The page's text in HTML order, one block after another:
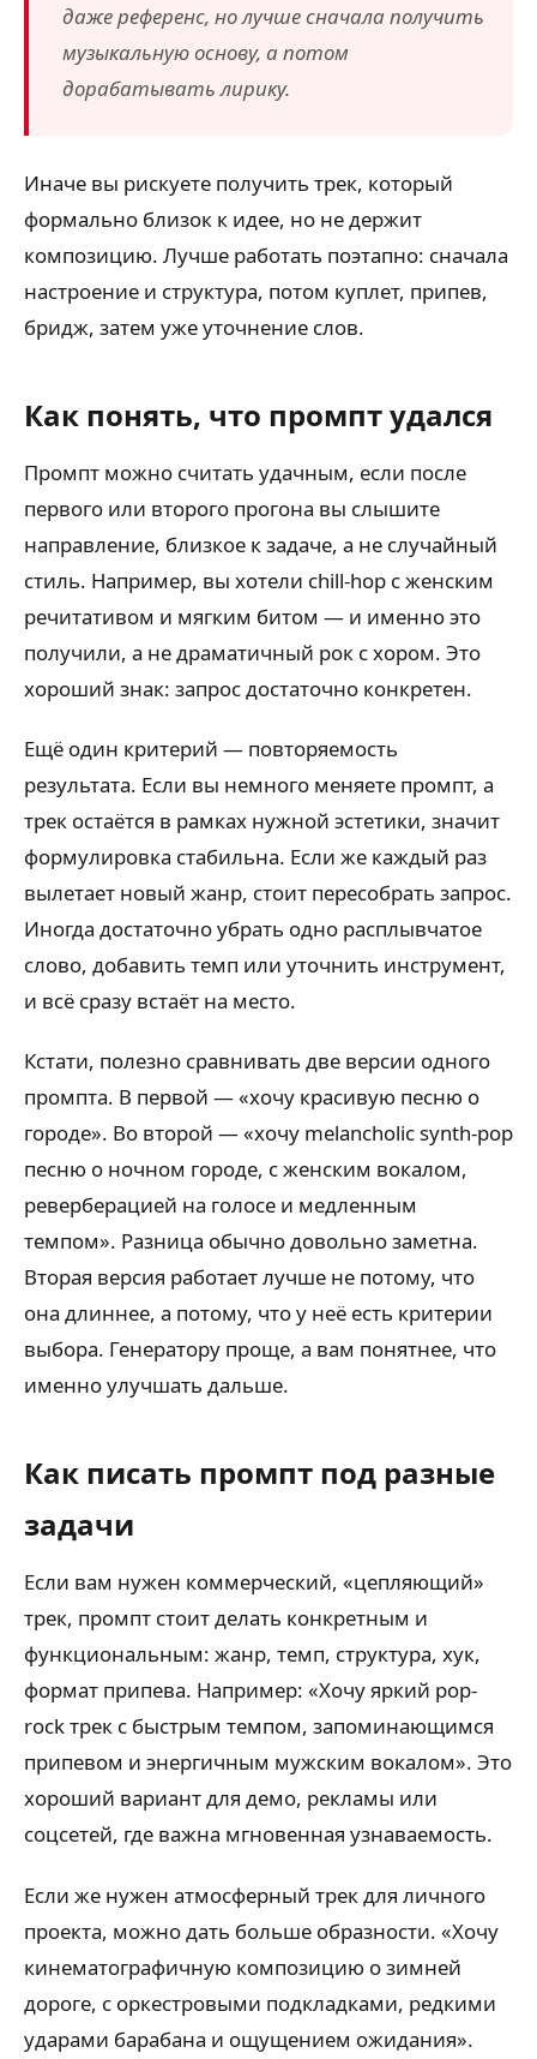
даже референс, но лучше сначала получить
музыкальную основу, а потом
дорабатывать лирику.
Иначе вы рискуете получить трек, который
формально близок к идее, но не держит
композицию. Лучше работать поэтапно: сначала
настроение и структура, потом куплет, припев,
бридж, затем уже уточнение слов.
Как понять, что промпт удался
Промпт можно считать удачным, если после
первого или второго прогона вы слышите
направление, близкое к задаче, а не случайный
стиль. Например, вы хотели chill-hop с женским
речитативом и мягким битом — и именно это
получили, а не драматичный рок с хором. Это
хороший знак: запрос достаточно конкретен.
Ещё один критерий — повторяемость
результата. Если вы немного меняете промпт, а
трек остаётся в рамках нужной эстетики, значит
формулировка стабильна. Если же каждый раз
вылетает новый жанр, стоит пересобрать запрос.
Иногда достаточно убрать одно расплывчатое
слово, добавить темп или уточнить инструмент,
и всё сразу встаёт на место.
Кстати, полезно сравнивать две версии одного
промпта. В первой — «хочу красивую песню о
городе». Во второй — «хочу melancholic synth-pop
песню о ночном городе, с женским вокалом,
реверберацией на голосе и медленным
темпом». Разница обычно довольно заметна.
Вторая версия работает лучше не потому, что
она длиннее, а потому, что у неё есть критерии
выбора. Генератору проще, а вам понятнее, что
именно улучшать дальше.
Как писать промпт под разные
задачи
Если вам нужен коммерческий, «цепляющий»
трек, промпт стоит делать конкретным и
функциональным: жанр, темп, структура, хук,
формат припева. Например: «Хочу яркий pop-
rock трек с быстрым темпом, запоминающимся
припевом и энергичным мужским вокалом». Это
хороший вариант для демо, рекламы или
соцсетей, где важна мгновенная узнаваемость.
Если же нужен атмосферный трек для личного
проекта, можно дать больше образности. «Хочу
кинематографичную композицию о зимней
дороге, с оркестровыми подкладками, редкими
ударами барабана и ощущением ожидания».